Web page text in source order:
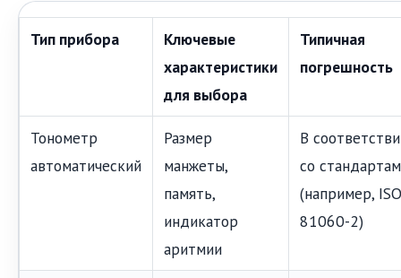
Тип прибора
Ключевые
характеристики
для выбора
Типичная
погрешность
Тонометр
автоматический
Размер
манжеты,
память,
индикатор
аритмии
В
со
(например, ISO
81060-2)